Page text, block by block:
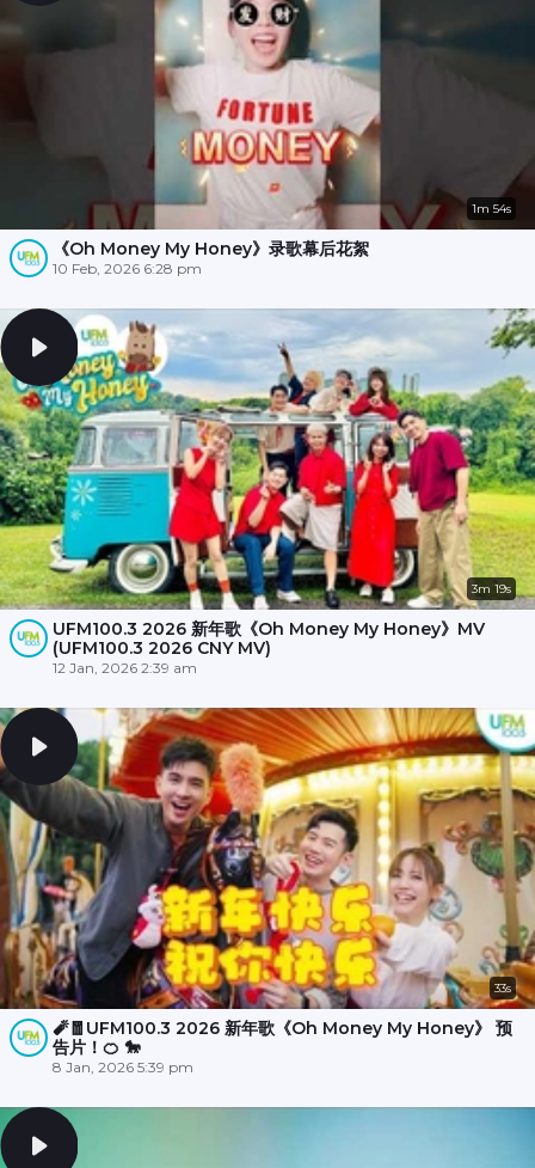
1m 54s
《Oh Money My Honey》录歌幕后花絮
10 Feb, 2026 6:28 pm
3m 19s
UFM100.3 2026 新年歌《Oh Money My Honey》MV
(UFM100.3 2026 CNY MV)
12 Jan, 2026 2:39 am
33s
🧨🧧UFM100.3 2026 新年歌《Oh Money My Honey》 预
告片！🍊 🐎
8 Jan, 2026 5:39 pm